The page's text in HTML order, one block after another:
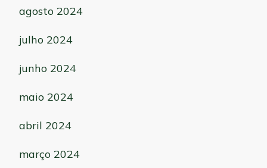
agosto 2024
julho 2024
junho 2024
maio 2024
abril 2024
março 2024